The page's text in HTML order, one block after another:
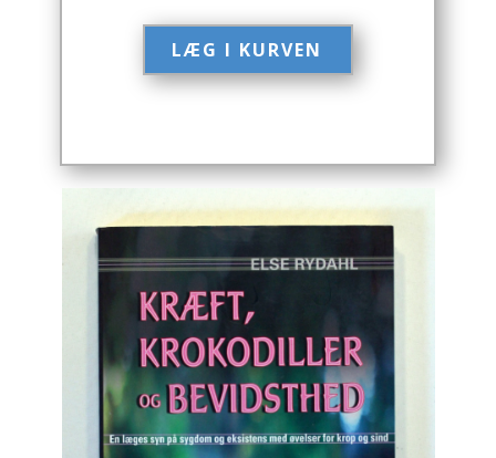
Computer / IT
Drikkevare / Øl / Vin
Erhverv
Europa
Fantasy / Sciencefiction
Filosofi
LÆG I KURVEN​